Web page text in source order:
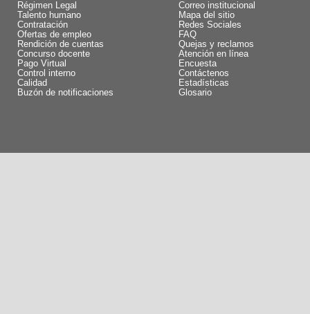
Régimen Legal
Talento humano
Contratación
Ofertas de empleo
Rendición de cuentas
Concurso docente
Pago Virtual
Control interno
Calidad
Buzón de notificaciones
Correo institucional
Mapa del sitio
Redes Sociales
FAQ
Quejas y reclamos
Atención en línea
Encuesta
Contáctenos
Estadísticas
Glosario